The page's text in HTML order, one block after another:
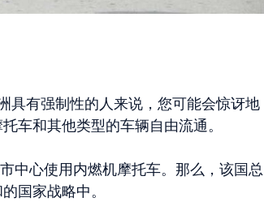
具有强制性的人来说，您可能会惊讶地
车和其他类型的车辆自由流通。
中心使用内燃机摩托车。那么，该国总
国家战略中。